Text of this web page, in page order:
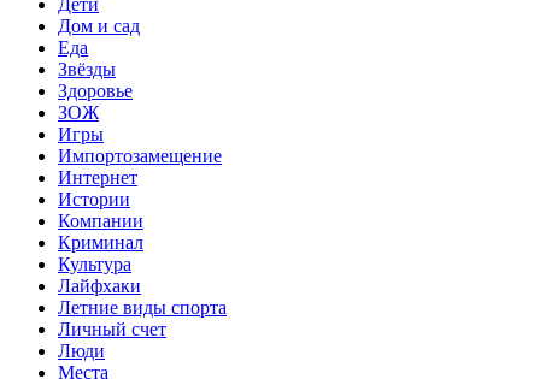
Дом и сад
Еда
Звёзды
Здоровье
ЗОЖ
Игры
Импортозамещение
Интернет
Истории
Компании
Криминал
Культура
Лайфхаки
Летние виды спорта
Личный счет
Люди
Места